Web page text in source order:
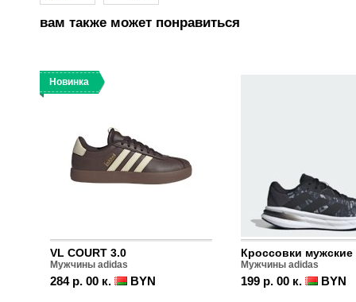
вам также может понравиться
Новинка
VL COURT 3.0
Мужчины adidas
284 р. 00 к. BYN
Мужчины adidas
199 р. 00 к. BYN